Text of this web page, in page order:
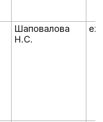
Шаповалова
Н.С.